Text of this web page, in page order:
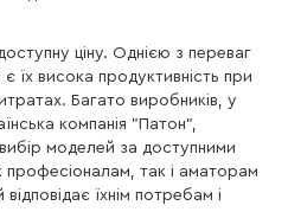
ціну. Однією з переваг
їх висока продуктивність при
Багато виробників, у
компанія "Патон",
моделей за доступними
професіоналам, так і аматорам
їхнім потребам і